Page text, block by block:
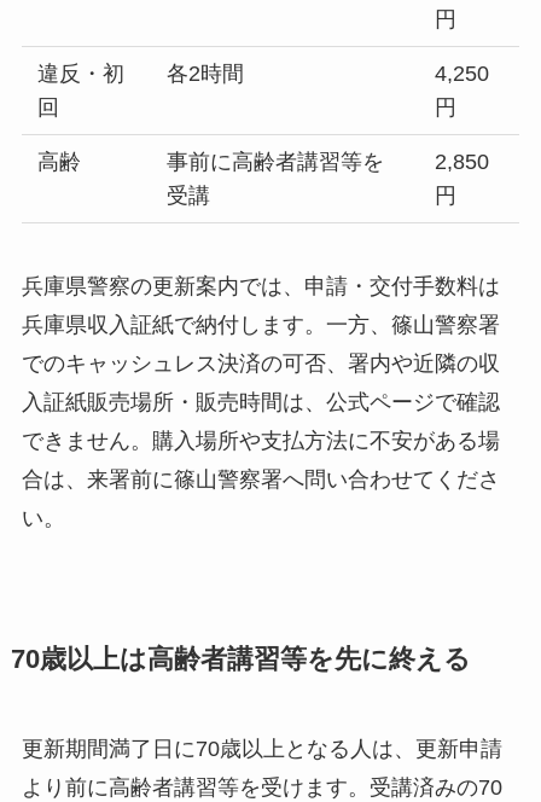
円
違反・初
回
各2時間
4,250
円
高齢
事前に高齢者講習等を
受講
2,850
円
兵庫県警察の更新案内では、申請・交付手数料は
兵庫県収入証紙で納付します。一方、篠山警察署
でのキャッシュレス決済の可否、署内や近隣の収
入証紙販売場所・販売時間は、公式ページで確認
できません。購入場所や支払方法に不安がある場
合は、来署前に篠山警察署へ問い合わせてくださ
い。
70歳以上は高齢者講習等を先に終える
更新期間満了日に70歳以上となる人は、更新申請
より前に高齢者講習等を受けます。受講済みの70